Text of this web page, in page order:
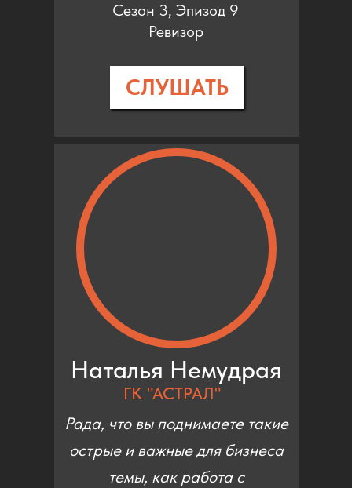
Сезон 3, Эпизод 9
Ревизор
СЛУШАТЬ
Рада, что вы поднимаете такие
острые и важные для бизнеса
темы, как работа с
Наталья Немудрая
ГК "АСТРАЛ"